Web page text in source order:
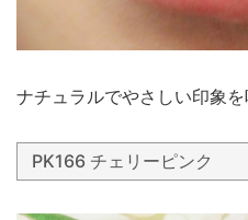
ナチュラルでやさしい印象
PK166 チェリーピンク